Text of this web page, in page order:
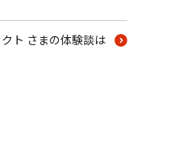
ト さまの体験談は